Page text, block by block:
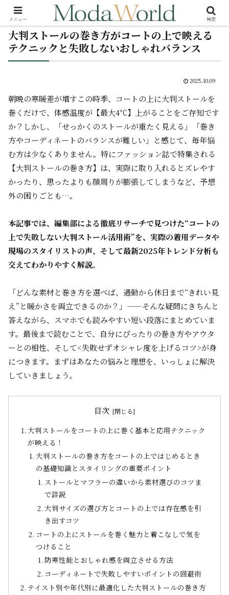
大判ストールの巻き方がコートの上で映える
テクニックと失敗しないおしゃれバランス
2025.10.09
朝晩の寒暖差が増すこの時季、コートの上に大判ストールを
巻くだけで、体感温度が【最大4℃】上がることをご存知です
か？しかし、「せっかくのストールが重たく見える」「巻き
方やコーディネートのバランスが難しい」と感じて、毎年悩
む方は少なくありません。特にファッション誌で特集される
【大判ストールの巻き方】は、実際に取り入れるとズレやす
かったり、思ったよりも顔周りが膨張してしまうなど、予想
外の困りごとも…。
本記事では、編集部による徹底リサーチで見つけた“コートの
上で失敗しない大判ストール活用術”を、実際の着用データや
現場のスタイリストの声、そして最新2025年トレンド分析も
交えてわかりやすく解説。
「どんな素材と巻き方を選べば、通勤から休日まで“きれい見
え”と暖かさを両立できるのか？」——そんな疑問にきちんと
答えながら、スマホでも読みやすい短い段落にまとめていま
す。最後まで読むことで、自分にぴったりの巻き方やアウタ
ーとの相性、そして<失敗せずオシャレ度を上げるコツ>が身
につきます。まずはあなたの悩みと理想を、いっしょに解決
していきましょう。
目次
大判ストールをコートの上に巻く基本と応用テクニック
が映える！
大判ストールの巻き方をコートの上ではじめるとき
の基礎知識とスタイリングの重要ポイント
ストールとマフラーの違いから素材選びのコツま
で詳説
大判サイズの選び方とコートの上では存在感を引
き出すコツ
コートの上にストールを巻く魅力と着こなしで気を
つけること
防寒性能とおしゃれ感を両立させる方法
コーディネートで失敗しやすいポイントの回避術
テイスト別や年代別に最適化した大判ストールの巻き方
メニュー 検索